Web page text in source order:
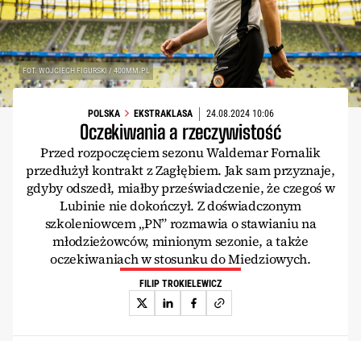
FOT. WOJCIECH FIGURSKI / 400MM.PL
POLSKA EKSTRAKLASA 24.08.2024 10:06
Oczekiwania a rzeczywistość
Przed rozpoczęciem sezonu Waldemar Fornalik
przedłużył kontrakt z Zagłębiem. Jak sam przyznaje,
gdyby odszedł, miałby przeświadczenie, że czegoś w
Lubinie nie dokończył. Z doświadczonym
szkoleniowcem „PN” rozmawia o stawianiu na
młodzieżowców, minionym sezonie, a także
oczekiwaniach w stosunku do Miedziowych.
FILIP TROKIELEWICZ